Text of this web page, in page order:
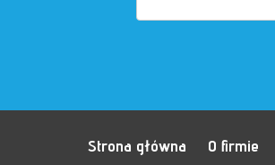
Strona główna O firmie